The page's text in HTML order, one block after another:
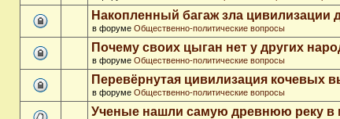
Накопленный багаж зла цивилизации
в форуме Общественно-политические вопросы
Почему своих цыган нет у других
в форуме Общественно-политические вопросы
Перевёрнутая цивилизация кочевых
в форуме Общественно-политические вопросы
Ученые нашли самую древнюю реку в